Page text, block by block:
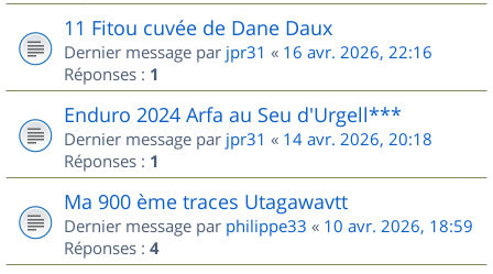
11 Fitou cuvée de Dane Daux
Dernier message par jpr31 « 16 avr. 2026, 22:16
Réponses : 1
Enduro 2024 Arfa au Seu d'Urgell***
Dernier message par jpr31 « 14 avr. 2026, 20:18
Réponses : 1
Ma 900 ème traces Utagawavtt
Dernier message par philippe33 « 10 avr. 2026, 18:59
Réponses : 4